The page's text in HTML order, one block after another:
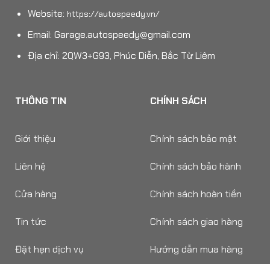
Website: https://autospeedy.vn/
Email: Garage.autospeedy@gmail.com
Địa chỉ: 2QW3+G93, Phúc Diễn, Bắc Từ Liêm
THÔNG TIN
Giới thiệu
Liên hệ
Cửa hàng
Tin tức
Đặt hẹn dịch vụ
CHÍNH SÁCH
Chính sách bảo mật
Chính sách bảo hành
Chính sách hoàn tiền
Chính sách giao hàng
Hướng dẫn mua hàng